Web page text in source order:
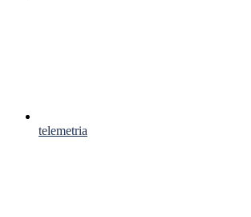
telemetria